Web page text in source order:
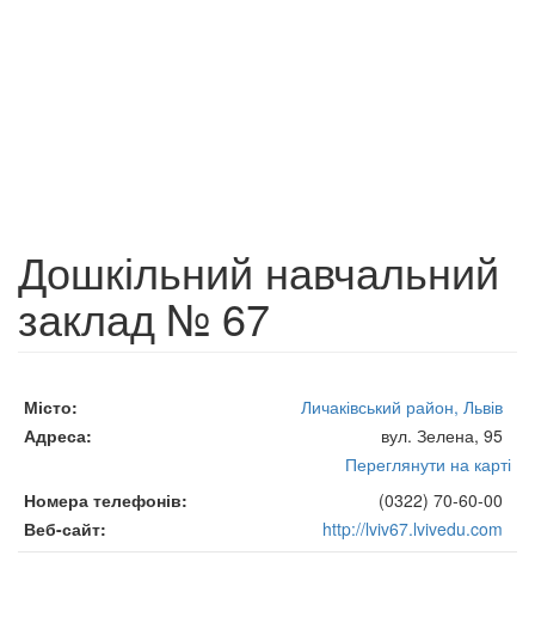
Дошкільний навчальний
заклад № 67
Місто
Личаківський район, Львів
Адреса
вул. Зелена, 95
Переглянути на карті
Номера телефонів
(0322) 70-60-00
Веб-сайт
http://lviv67.lvivedu.com